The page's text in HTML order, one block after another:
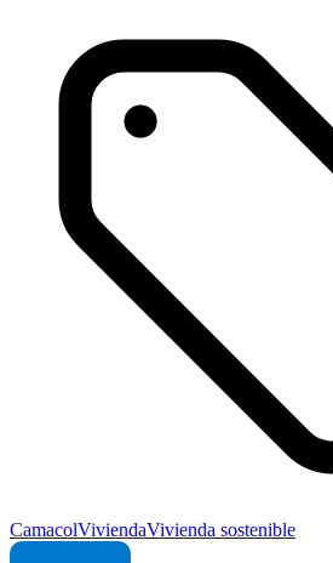
CamacolViviendaVivienda sostenible